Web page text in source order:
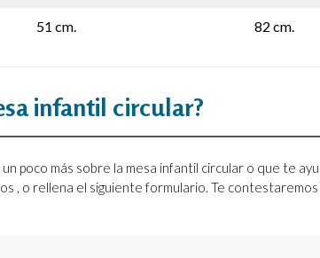
51 cm. 82 cm.
infantil circular?
poco más sobre la mesa infantil circular o que te
, o rellena el siguiente formulario. Te